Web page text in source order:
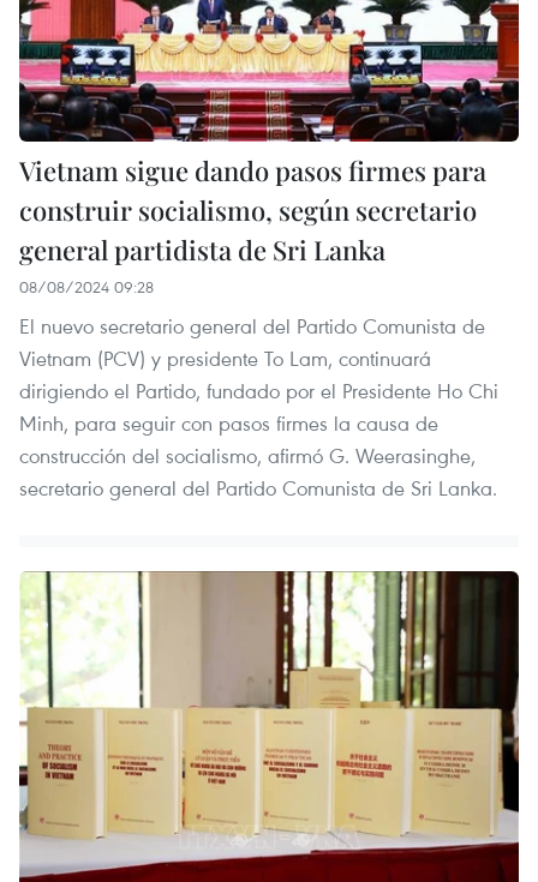
Vietnam sigue dando pasos firmes para
construir socialismo, según secretario
general partidista de Sri Lanka
08/08/2024 09:28
El nuevo secretario general del Partido Comunista de
Vietnam (PCV) y presidente To Lam, continuará
dirigiendo el Partido, fundado por el Presidente Ho Chi
Minh, para seguir con pasos firmes la causa de
construcción del socialismo, afirmó G. Weerasinghe,
secretario general del Partido Comunista de Sri Lanka.